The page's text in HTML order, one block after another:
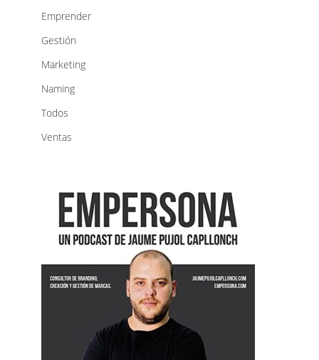
Emprender
Gestión
Marketing
Naming
Todos
Ventas